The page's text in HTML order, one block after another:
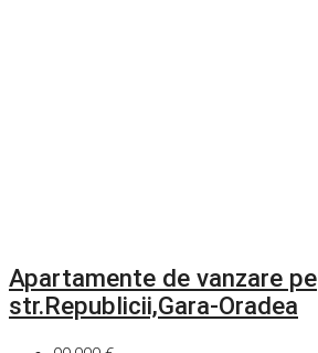
Apartamente de vanzare pe
str.Republicii,Gara-Oradea